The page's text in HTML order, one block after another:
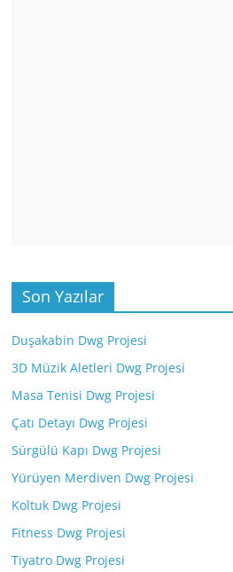
Son Yazılar
Duşakabin Dwg Projesi
3D Müzik Aletleri Dwg Projesi
Masa Tenisi Dwg Projesi
Çatı Detayı Dwg Projesi
Sürgülü Kapı Dwg Projesi
Yürüyen Merdiven Dwg Projesi
Koltuk Dwg Projesi
Fitness Dwg Projesi
Tiyatro Dwg Projesi